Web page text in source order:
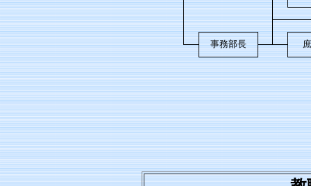
事務部長